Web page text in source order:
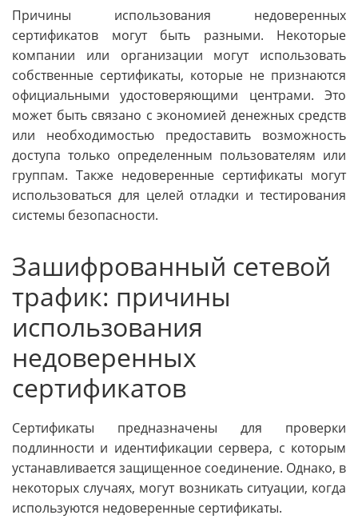
Причины использования недоверенных
сертификатов могут быть разными. Некоторые
компании или организации могут использовать
собственные сертификаты, которые не признаются
официальными удостоверяющими центрами. Это
может быть связано с экономией денежных средств
или необходимостью предоставить возможность
доступа только определенным пользователям или
группам. Также недоверенные сертификаты могут
использоваться для целей отладки и тестирования
системы безопасности.
Зашифрованный сетевой
трафик: причины
использования
недоверенных
сертификатов
Сертификаты предназначены для проверки
подлинности и идентификации сервера, с которым
устанавливается защищенное соединение. Однако, в
некоторых случаях, могут возникать ситуации, когда
используются недоверенные сертификаты.